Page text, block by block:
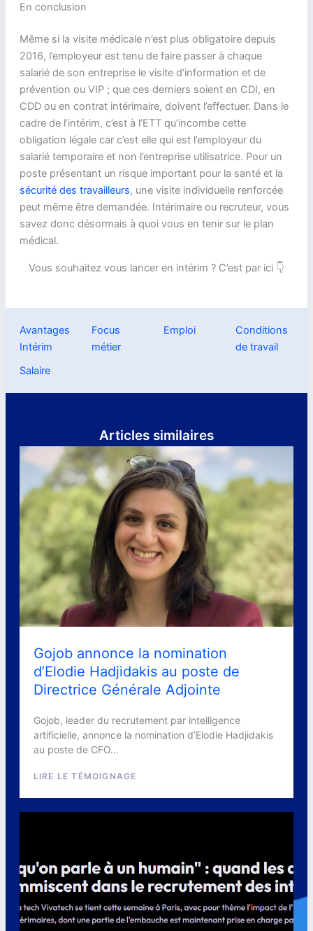
En conclusion
Même si la visite médicale n’est plus obligatoire depuis
2016, l’employeur est tenu de faire passer à chaque
salarié de son entreprise le visite d’information et de
prévention ou VIP ; que ces derniers soient en CDI, en
CDD ou en contrat intérimaire, doivent l’effectuer. Dans le
cadre de l’intérim, c’est à l’ETT qu’incombe cette
obligation légale car c’est elle qui est l’employeur du
salarié temporaire et non l’entreprise utilisatrice. Pour un
poste présentant un risque important pour la santé et la
sécurité des travailleurs, une visite individuelle renforcée
peut même être demandée. Intérimaire ou recruteur, vous
savez donc désormais à quoi vous en tenir sur le plan
médical.
Vous souhaitez vous lancer en intérim ? C’est par ici 👇
Avantages
Intérim
Focus
métier
Emploi
Conditions
de travail
Salaire
Articles similaires
Gojob annonce la nomination
d’Elodie Hadjidakis au poste de
Directrice Générale Adjointe
Gojob, leader du recrutement par intelligence
artificielle, annonce la nomination d’Elodie Hadjidakis
au poste de CFO...
LIRE LE TÉMOIGNAGE